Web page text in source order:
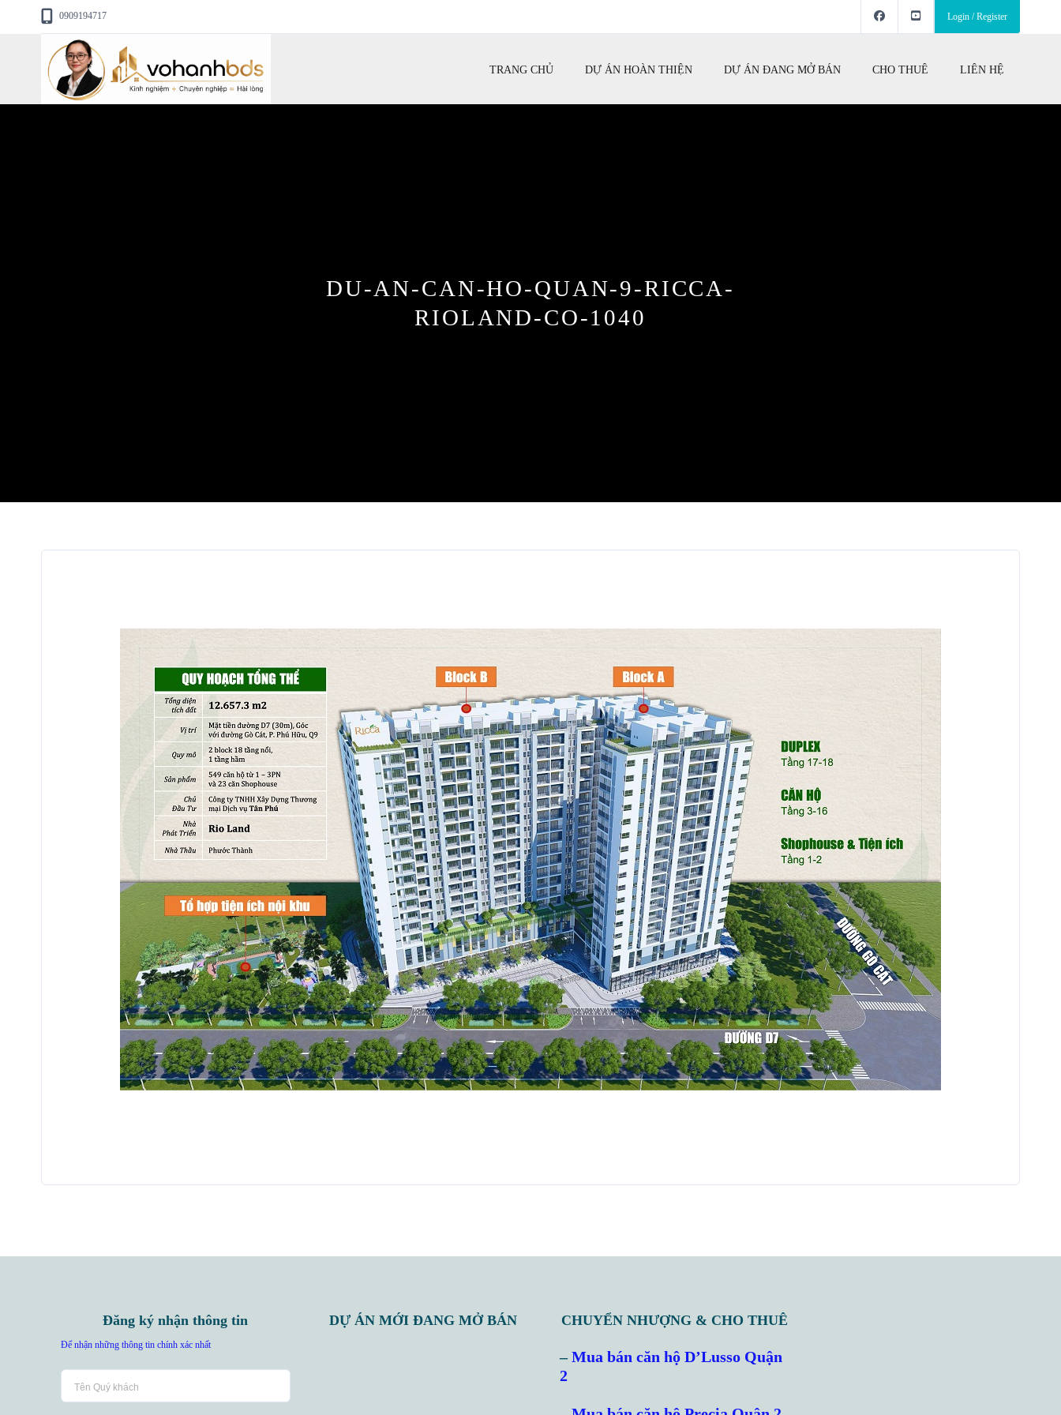
0909194717 Login / Register
TRANG CHỦ DỰ ÁN HOÀN THIỆN DỰ ÁN ĐANG MỞ BÁN CHO THUÊ LIÊN HỆ
DU-AN-CAN-HO-QUAN-9-RICCA-
RIOLAND-CO-1040
Đăng ký nhận thông tin
Để nhận những thông tin chính xác nhất
DỰ ÁN MỚI ĐANG MỞ BÁN CHUYỂN NHƯỢNG & CHO THUÊ
–Mua bán căn hộ D’Lusso Quận
2
Password